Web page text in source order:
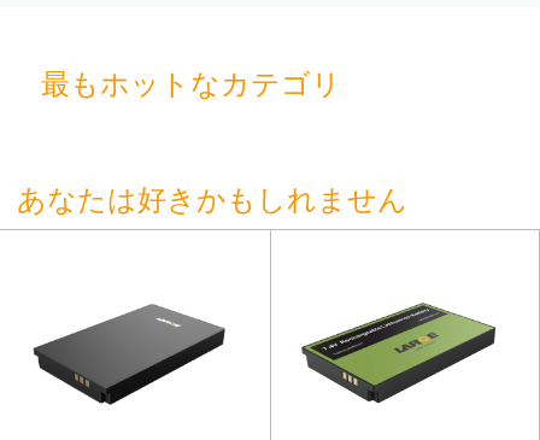
最もホットなカテゴリ
あなたは好きかもしれません